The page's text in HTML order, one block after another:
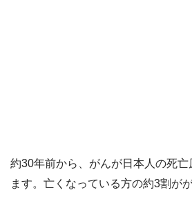
約30年前から、がんが日本人の死
ます。亡くなっている方の約3割が